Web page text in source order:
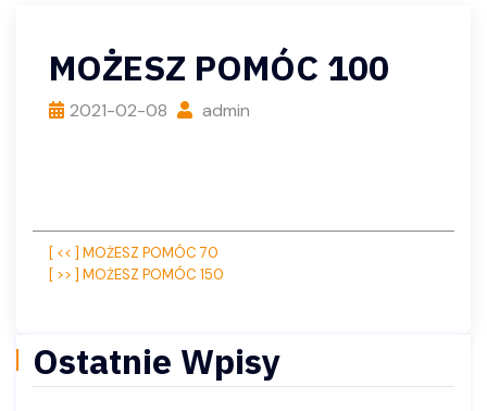
MOŻESZ POMÓC 100
2021-02-08 admin
Nawigacja
[ << ] MOŻESZ POMÓC 70
[ >> ] MOŻESZ POMÓC 150
Ostatnie Wpisy